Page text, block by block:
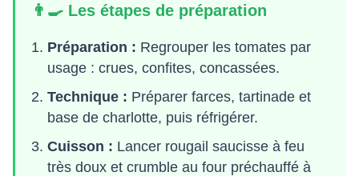
👨‍🍳 Les étapes de préparation
Préparation : Regrouper les tomates par
usage : crues, confites, concassées.
Technique : Préparer farces, tartinade et
base de charlotte, puis réfrigérer.
Cuisson : Lancer rougail saucisse à feu
très doux et crumble au four préchauffé à